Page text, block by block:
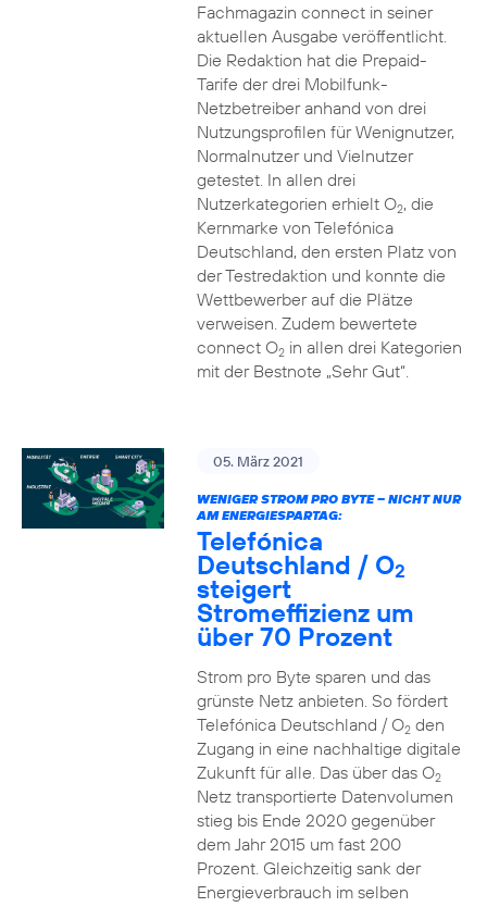
Fachmagazin connect in seiner
aktuellen Ausgabe veröffentlicht.
Die Redaktion hat die Prepaid-
Tarife der drei Mobilfunk-
Netzbetreiber anhand von drei
Nutzungsprofilen für Wenignutzer,
Normalnutzer und Vielnutzer
getestet. In allen drei
Nutzerkategorien erhielt O2, die
Kernmarke von Telefónica
Deutschland, den ersten Platz von
der Testredaktion und konnte die
Wettbewerber auf die Plätze
verweisen. Zudem bewertete
connect O2in allen drei Kategorien
mit der Bestnote „Sehr Gut“.
05. März 2021
WENIGER STROM PRO BYTE – NICHT NUR
AM ENERGIESPARTAG:
Telefónica
Deutschland / O2
steigert
Stromeffizienz um
über 70 Prozent
Strom pro Byte sparen und das
grünste Netz anbieten. So fördert
Telefónica Deutschland / O2den
Zugang in eine nachhaltige digitale
Zukunft für alle. Das über das O2
Netz transportierte Datenvolumen
stieg bis Ende 2020 gegenüber
dem Jahr 2015 um fast 200
Prozent. Gleichzeitig sank der
Energieverbrauch im selben